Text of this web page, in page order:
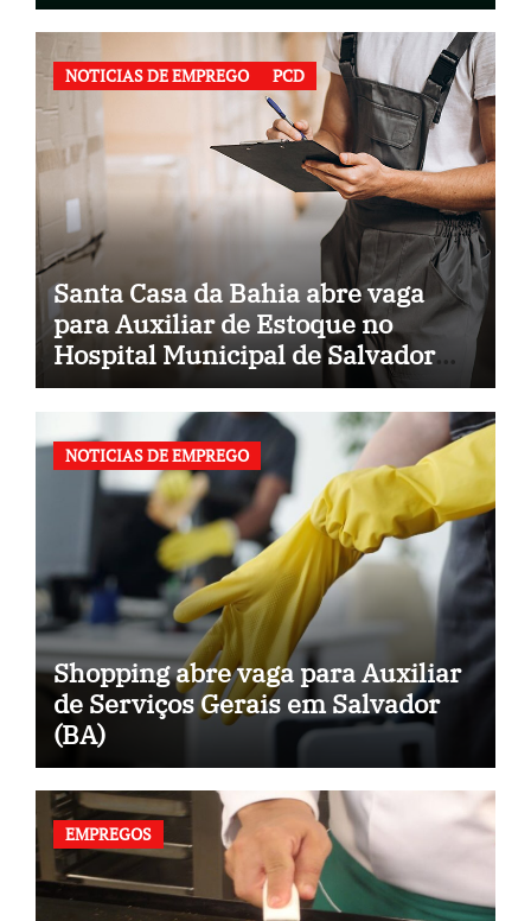
NOTICIAS DE EMPREGO PCD
Santa Casa da Bahia abre vaga
para Auxiliar de Estoque no
Hospital Municipal de Salvador
(BA)
NOTICIAS DE EMPREGO
Shopping abre vaga para Auxiliar
de Serviços Gerais em Salvador
(BA)
EMPREGOS